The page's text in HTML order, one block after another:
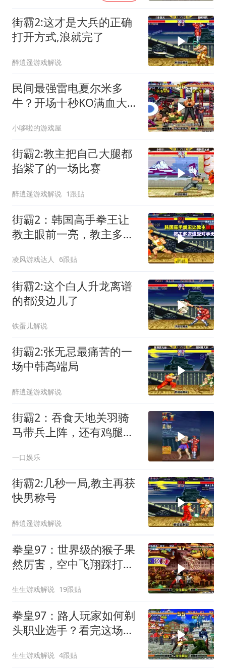
街霸2:这才是大兵的正确
打开方式,浪就完了
醉逍遥游戏解说
民间最强雷电夏尔米多
牛？开场十秒KO满血大
小哆啦的游戏屋
街霸2:教主把自己大腿都
掐紫了的一场比赛
醉逍遥游戏解说 1跟贴
街霸2：韩国高手拳王让
教主眼前一亮，教主多次
凌风游戏达人 6跟贴
街霸2:这个白人升龙离谱
的都没边儿了
铁蛋儿解说
街霸2:张无忌最痛苦的一
场中韩高端局
醉逍遥游戏解说
街霸2：吞食天地关羽骑
马带兵上阵，还有鸡腿补
一口娱乐
街霸2:几秒一局,教主再获
快男称号
醉逍遥游戏解说
拳皇97：世界级的猴子果
然厉害，空中飞翔踩打懵
生生游戏解说 19跟贴
拳皇97：路人玩家如何剃
头职业选手？看完这场你
生生游戏解说 4跟贴